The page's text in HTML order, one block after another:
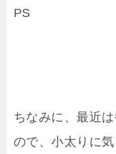
PS
ちなみに、最近
ので、小太りに